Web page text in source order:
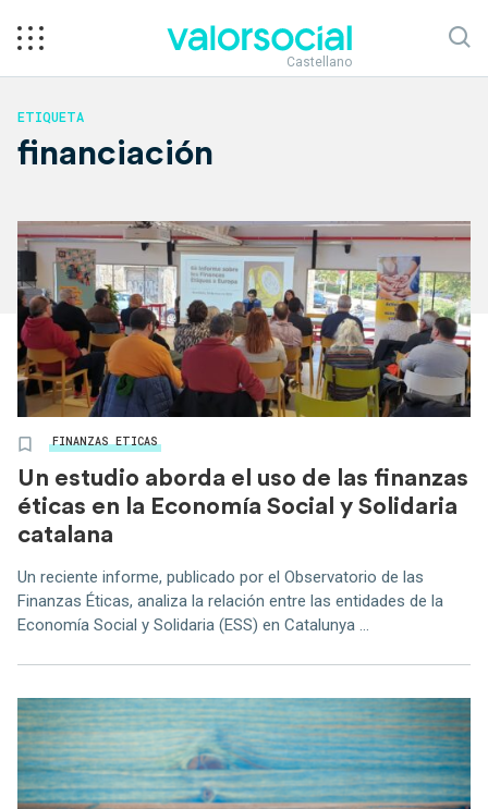
Castellano
ETIQUETA
financiación
FINANZAS ETICAS
Un estudio aborda el uso de las finanzas
éticas en la Economía Social y Solidaria
catalana
Un reciente informe, publicado por el Observatorio de las
Finanzas Éticas, analiza la relación entre las entidades de la
Economía Social y Solidaria (ESS) en Catalunya ...